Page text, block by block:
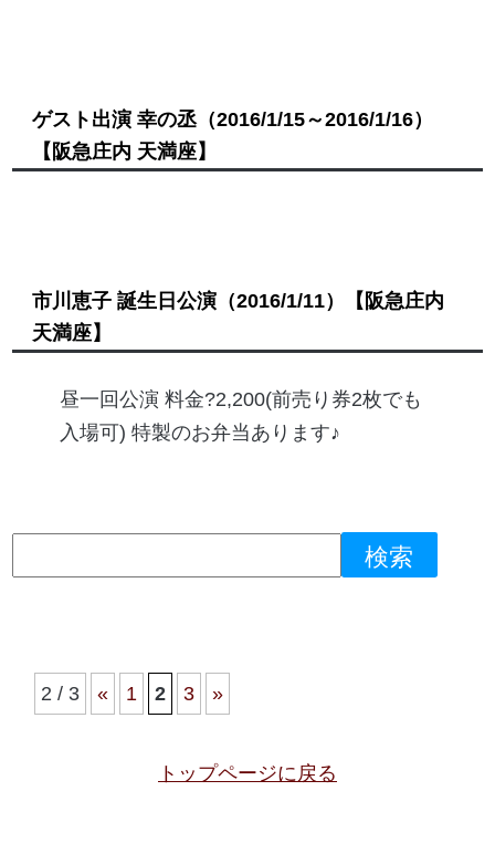
ゲスト出演 幸の丞（2016/1/15～2016/1/16）
【阪急庄内 天満座】
市川恵子 誕生日公演（2016/1/11）
【阪急庄内
天満座】
昼一回公演 料金?2,200(前売り券2枚でも
入場可) 特製のお弁当あります♪
2 / 3 « 1 2 3 »
トップページに戻る